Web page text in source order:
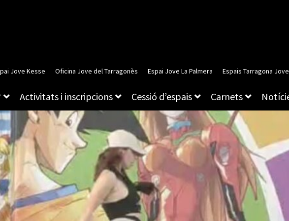
Jove Kesse Oficina Jove del Tarragonès Espai Jove La Palmera Espais Tarragona Jove
Activitats i inscripcions Cessió d’espais Carnets